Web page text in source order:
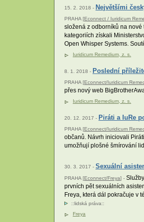
15. 2. 2018 - Největšími
PRAHA [Econnect / Iuridicum
složená z odborníků na
kategoriích získali
Open Whisper Systems.
Iuridicum Remedium, z. s.
8. 1. 2018 - Poslední
PRAHA [Econnect/Iuridicum
přes nový web
Iuridicum Remedium, z. s.
20. 12. 2017 - Piráti a IuRe
PRAHA [Econnect/Iuridicum
občanů. Návrh iniciovali
umožňují plošné šmírování
30. 3. 2017 - Sexuální
PRAHA [Econnect/Freya] -
prvních pět sexuálních
Freya, která dál pokračuje v
::lidská práva::
Freya